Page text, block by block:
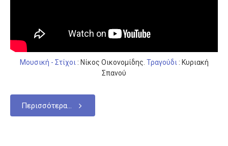
Μουσική - Στίχοι : Νίκος Οικονομίδης. Τραγούδι : Κυριακή
Σπανού
Περισσότερα...